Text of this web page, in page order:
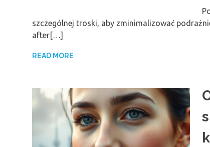
szczególnej troski, aby zminimalizować
after[…]
READ MORE